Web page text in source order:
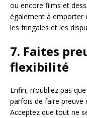
ou encore films et
également à emporter
les fringales et les
7. Faites
flexibilité
Enfin, n’oubliez pas
parfois de faire preuve
Acceptez que tout ne